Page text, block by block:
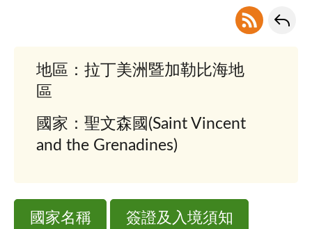
地區：拉丁美洲暨加勒比海地
區
國家：聖文森國(Saint Vincent
and the Grenadines)
國家名稱 簽證及入境須知